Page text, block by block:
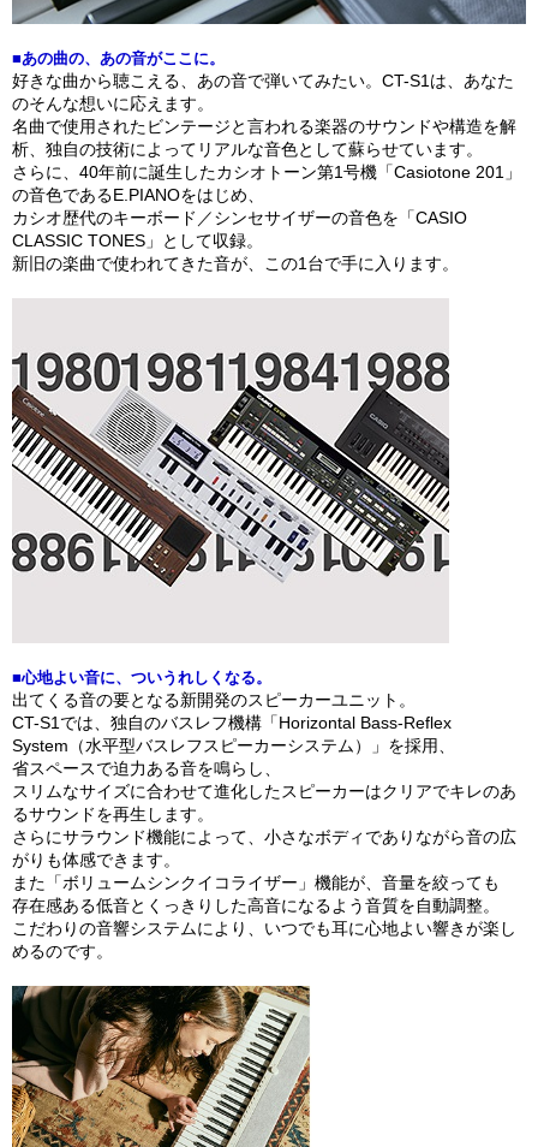
■あの曲の、あの音がここに。
好きな曲から聴こえる、あの音で弾いてみたい。CT-S1は、あなた
のそんな想いに応えます。
名曲で使用されたビンテージと言われる楽器のサウンドや構造を解
析、独自の技術によってリアルな音色として蘇らせています。
さらに、40年前に誕生したカシオトーン第1号機「Casiotone 201」
の音色であるE.PIANOをはじめ、
カシオ歴代のキーボード／シンセサイザーの音色を「CASIO
CLASSIC TONES」として収録。
新旧の楽曲で使われてきた音が、この1台で手に入ります。
■心地よい音に、ついうれしくなる。
出てくる音の要となる新開発のスピーカーユニット。
CT-S1では、独自のバスレフ機構「Horizontal Bass-Reflex
System（水平型バスレフスピーカーシステム）」を採用、
省スペースで迫力ある音を鳴らし、
スリムなサイズに合わせて進化したスピーカーはクリアでキレのあ
るサウンドを再生します。
さらにサラウンド機能によって、小さなボディでありながら音の広
がりも体感できます。
また「ボリュームシンクイコライザー」機能が、音量を絞っても
存在感ある低音とくっきりした高音になるよう音質を自動調整。
こだわりの音響システムにより、いつでも耳に心地よい響きが楽し
めるのです。